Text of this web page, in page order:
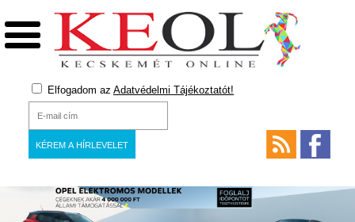
Elfogadom az Adatvédelmi Tájékoztatót!